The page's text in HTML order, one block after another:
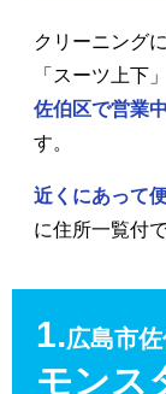
クリーニング
「スーツ上下
佐伯区で営業
す。
近くにあって
に住所一覧付
1.広島市
モンス